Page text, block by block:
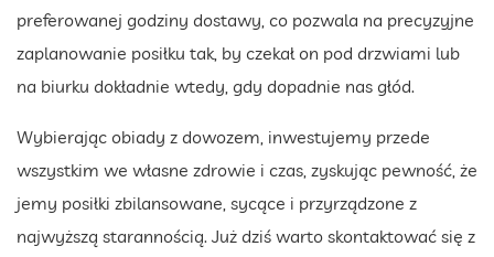
preferowanej godziny dostawy, co pozwala na precyzyjne
zaplanowanie posiłku tak, by czekał on pod drzwiami lub
na biurku dokładnie wtedy, gdy dopadnie nas głód.
Wybierając obiady z dowozem, inwestujemy przede
wszystkim we własne zdrowie i czas, zyskując pewność, że
jemy posiłki zbilansowane, sycące i przyrządzone z
najwyższą starannością. Już dziś warto skontaktować się z